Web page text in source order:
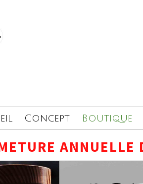
Concept Boutique